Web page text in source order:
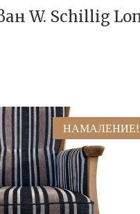
W. Schillig
НАМАЛЕНИЕ!